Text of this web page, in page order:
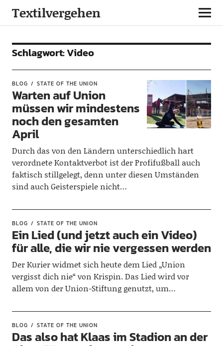
Textilvergehen
Schlagwort:Video
BLOG STATE OF THE UNION
Warten auf Union
müssen wir mindestens
noch den gesamten
April
Durch das von den Ländern unterschiedlich hart
verordnete Kontaktverbot ist der Profifußball auch
faktisch stillgelegt, denn unter diesen Umständen
sind auch Geisterspiele nicht…
BLOG STATE OF THE UNION
Ein Lied (und jetzt auch ein Video)
für alle, die wir nie vergessen werden
Der Kurier widmet sich heute dem Lied „Union
vergisst dich nie“ von Krispin. Das Lied wird vor
allem von der Union-Stiftung genutzt, um…
BLOG STATE OF THE UNION
Das also hat Klaas im Stadion an der